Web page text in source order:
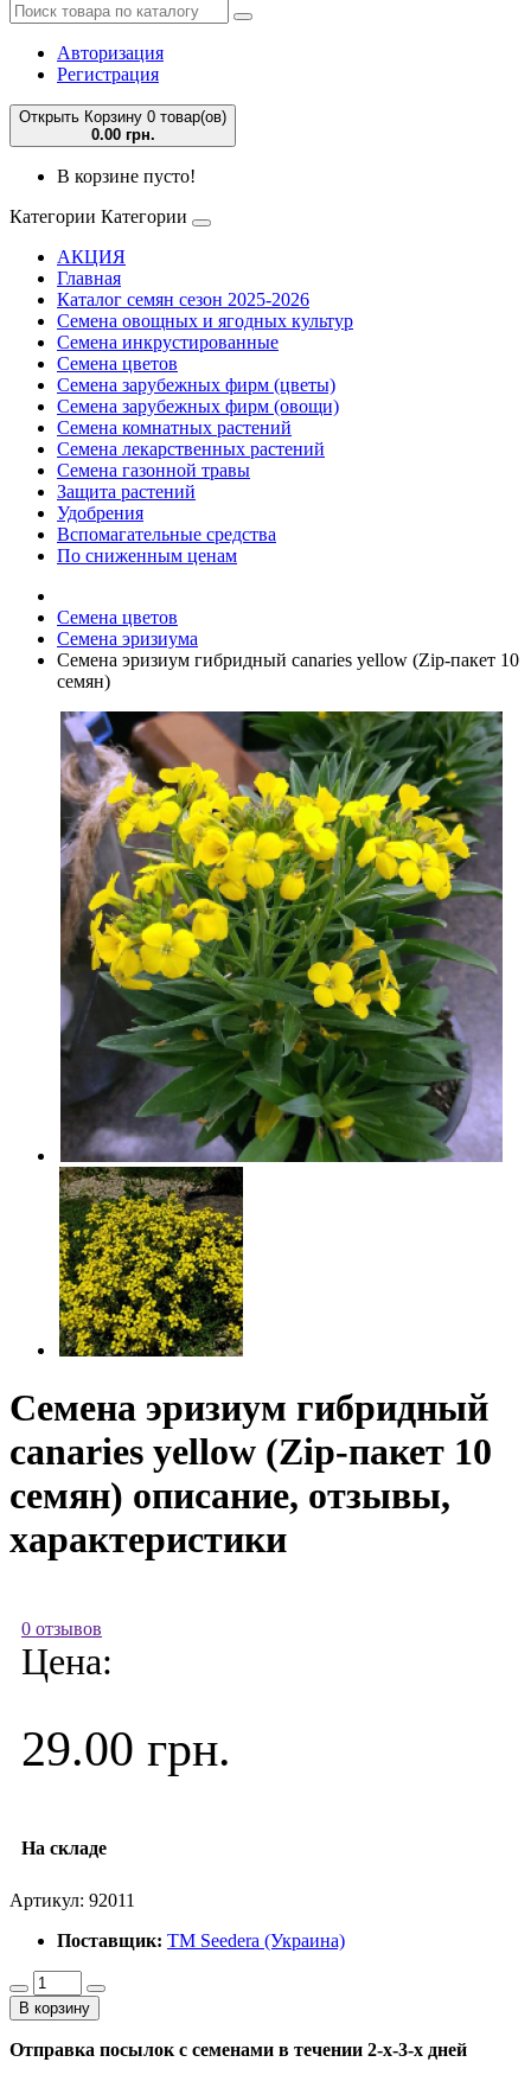
Авторизация
Регистрация
Открыть Корзину 0 товар(ов)
0.00 грн.
В корзине пусто!
Категории Категории
АКЦИЯ
Главная
Каталог семян сезон 2025-2026
Семена овощных и ягодных культур
Семена инкрустированные
Семена цветов
Семена зарубежных фирм (цветы)
Семена зарубежных фирм (овощи)
Семена комнатных растений
Семена лекарственных растений
Семена газонной травы
Защита растений
Удобрения
Вспомагательные средства
По сниженным ценам
Семена цветов
Семена эризиума
Семена эризиум гибридный canaries yellow (Zip-пакет 10
семян)
Семена эризиум гибридный
canaries yellow (Zip-пакет 10
семян) описание, отзывы,
характеристики
0 отзывов
Цена:
29.00 грн.
На складе
Артикул: 92011
Поставщик: ТМ Seedera (Украина)
В корзину
Отправка посылок с семенами в течении 2-х-3-х дней